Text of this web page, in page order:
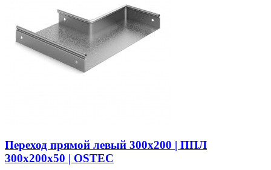
Переход прямой левый 300х200 | ППЛ
300х200х50 | OSTEC